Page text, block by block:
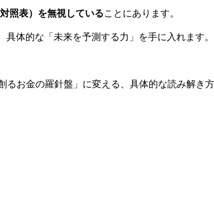
照表）を無視していることにあります。
体的な「未来を予測する力」を手に入れます。
るお金の羅針盤」に変える、具体的な読み解き